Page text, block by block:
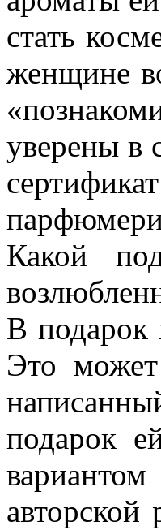
стать
женщине
уверены в
Какой
В подарок
Это
подарок